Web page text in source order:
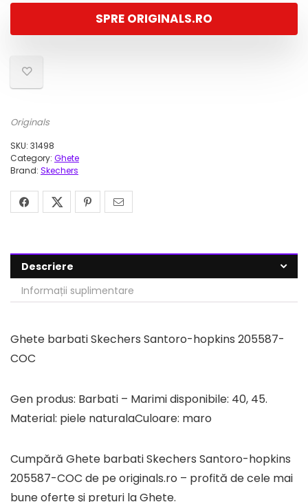
a
fost:
este:
409,99 lei.
SPRE ORIGINALS.RO
Originals
SKU: 31498
Category: Ghete
Brand: Skechers
Descriere
Informații suplimentare
Ghete barbati Skechers Santoro-hopkins 205587-
COC
Gen produs: Barbati – Marimi disponibile: 40, 45.
Material: piele naturalaCuloare: maro
Cumpără Ghete barbati Skechers Santoro-hopkins
205587-COC de pe originals.ro – profită de cele mai
bune oferte și prețuri la Ghete.